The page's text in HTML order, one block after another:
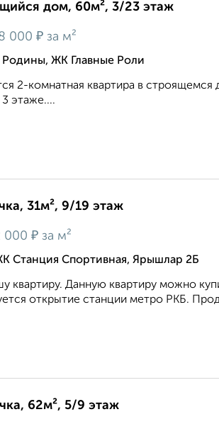
дом, 60м², 3/23 этаж
000 ₽ за м²
ЖК Главные Роли
2-комнатная квартира в
этаже....
31м², 9/19 этаж
000 ₽ за м²
Станция Спортивная, Ярышлар 2Б
квартиру. Данную квартиру можно
открытие станции метро РКБ.
62м², 5/9 этаж